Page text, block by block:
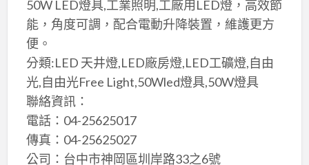
50W LED燈具,工業照明,工廠用LED燈，高效節
能，角度可調，配合電動升降裝置，維護更方
便。
分類:LED 天井燈,LED廠房燈,LED工礦燈,自由
光,自由光Free Light,50Wled燈具,50W燈具
聯絡資訊：
電話：04-25625017
傳真：04-25625027
公司：台中市神岡區圳岸路33之6號